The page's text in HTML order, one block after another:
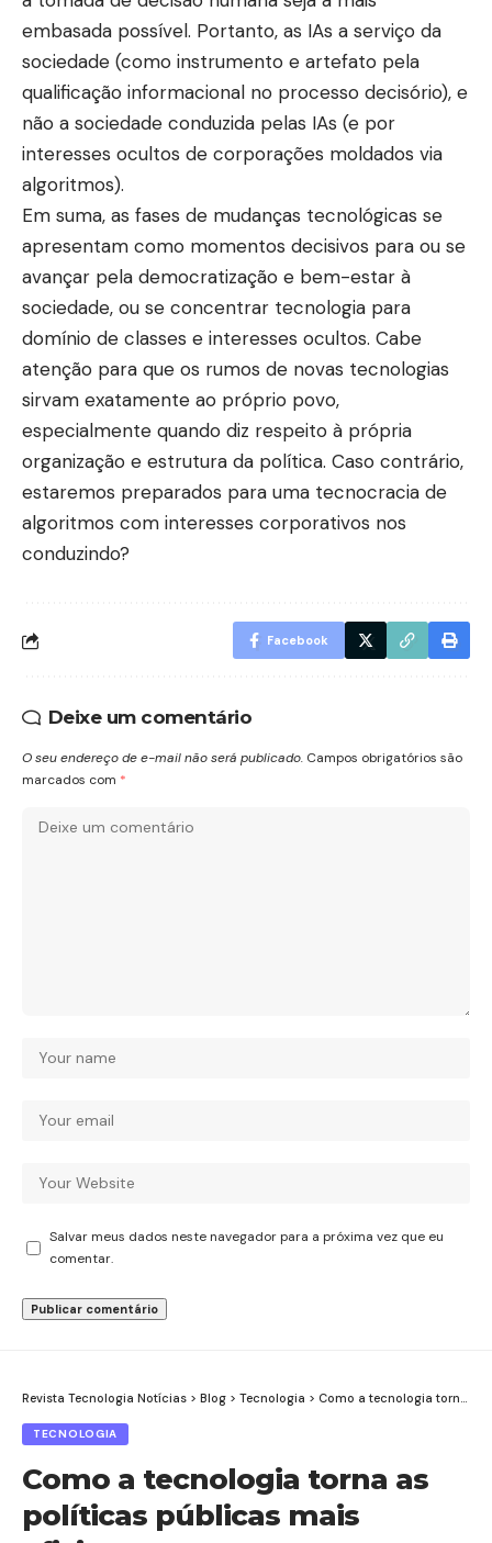
embasada possível. Portanto, as IAs a serviço da
sociedade (como instrumento e artefato pela
qualificação informacional no processo decisório), e
não a sociedade conduzida pelas IAs (e por
interesses ocultos de corporações moldados via
algoritmos).
Em suma, as fases de mudanças tecnológicas se
apresentam como momentos decisivos para ou se
avançar pela democratização e bem-estar à
sociedade, ou se concentrar tecnologia para
domínio de classes e interesses ocultos. Cabe
atenção para que os rumos de novas tecnologias
sirvam exatamente ao próprio povo,
especialmente quando diz respeito à própria
organização e estrutura da política. Caso contrário,
estaremos preparados para uma tecnocracia de
algoritmos com interesses corporativos nos
conduzindo?
Facebook
Deixe um comentário
O seu endereço de e-mail não será publicado. Campos obrigatórios são
marcados com *
Salvar meus dados neste navegador para a próxima vez que eu
comentar.
Revista Tecnologia Notícias > Blog > Tecnologia > Como a tecnologia torna as políticas públicas mais eficientes
TECNOLOGIA
Como a tecnologia torna as
políticas públicas mais